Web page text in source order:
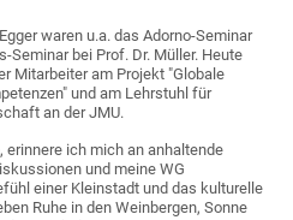
waren u.a. das Adorno-Seminar
Seminar bei Prof. Dr. Müller. Heute
Mitarbeiter am Projekt "Globale
und am Lehrstuhl für
an der JMU.
erinnere ich mich an anhaltende
und meine WG
einer Kleinstadt und das kulturelle
Ruhe in den Weinbergen, Sonne